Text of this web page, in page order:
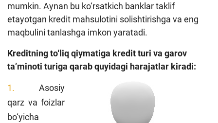
mumkin. Aynan bu ko‘rsatkich banklar taklif
etayotgan kredit mahsulotini solishtirishga va eng
maqbulini tanlashga imkon yaratadi.
Kreditning to‘liq qiymatiga kredit turi va garov
ta’minoti turiga qarab quyidagi harajatlar kiradi:
Asosiy
qarz va foizlar
bo‘yicha